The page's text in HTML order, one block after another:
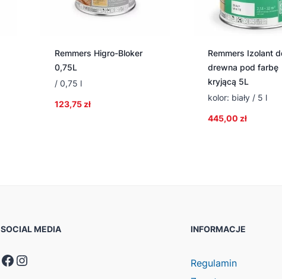
Remmers Higro-Bloker
0,75L
/ 0,75 l
123,75zł
Remmers Izolant
drewna pod farbę
kryjącą 5L
kolor: biały / 5 l
445,00 zł
SOCIAL MEDIA
Facebook
Instagram
INFORMACJE
Regulamin